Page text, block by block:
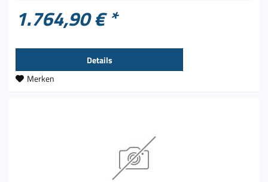
1.764,90 € *
Details
Merken